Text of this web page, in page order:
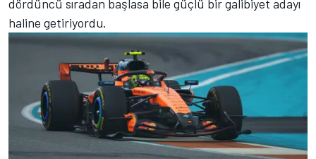
dördüncü sıradan başlasa bile güçlü bir galibiyet adayı
haline getiriyordu.